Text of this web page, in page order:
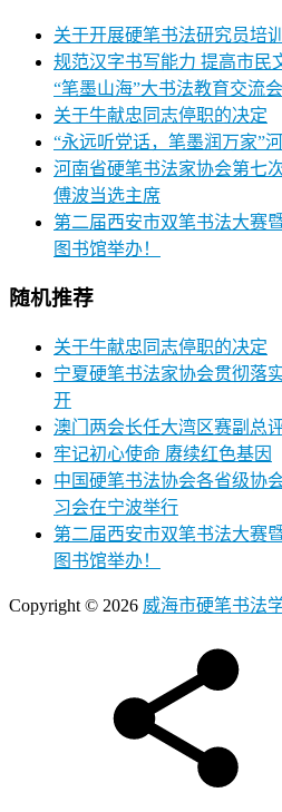
关于开展硬笔书法研究员培
规范汉字书写能力 提高市民
“笔墨山海”大书法教育交流会
关于牛献忠同志停职的决定
“永远听党话，笔墨润万家”
河南省硬笔书法家协会第七
傅波当选主席
第二届西安市双笔书法大赛
图书馆举办！
随机推荐
关于牛献忠同志停职的决定
宁夏硬笔书法家协会贯彻落
开
澳门两会长任大湾区赛副总
牢记初心使命 赓续红色基因
中国硬笔书法协会各省级协
习会在宁波举行
第二届西安市双笔书法大赛
图书馆举办！
Copyright © 2026 威海市硬笔书法